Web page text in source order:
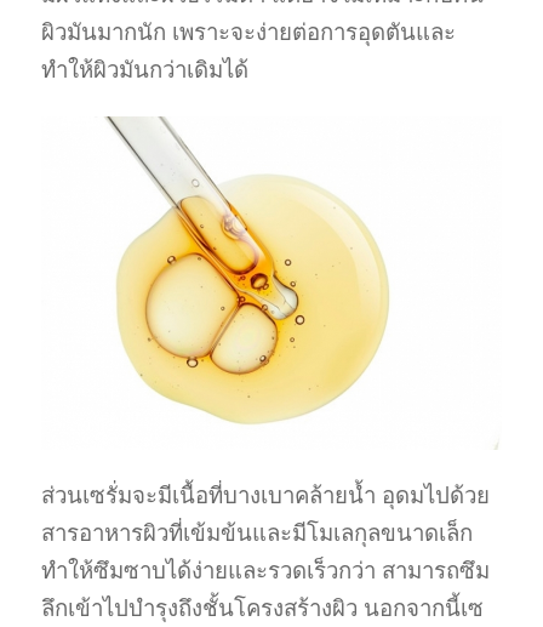
ผิวมันมากนัก เพราะจะง่ายต่อการอุดตันและ
ทำให้ผิวมันกว่าเดิมได้
ส่วนเซรั่มจะมีเนื้อที่บางเบาคล้ายน้ำ อุดมไปด้วย
สารอาหารผิวที่เข้มข้นและมีโมเลกุลขนาดเล็ก
ทำให้ซึมซาบได้ง่ายและรวดเร็วกว่า สามารถซึม
ลึกเข้าไปบำรุงถึงชั้นโครงสร้างผิว นอกจากนี้เซ